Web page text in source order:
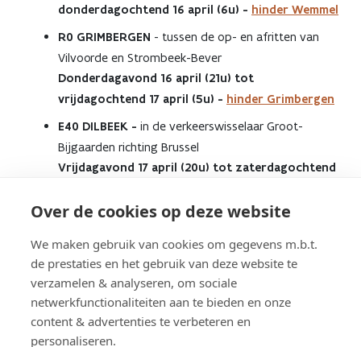
Over de cookies op deze website
We maken gebruik van cookies om gegevens m.b.t.
de prestaties en het gebruik van deze website te
verzamelen & analyseren, om sociale
netwerkfunctionaliteiten aan te bieden en onze
content & advertenties te verbeteren en
personaliseren.
donderdagochtend 16 april (6u) - hinder Wemmel
R0 GRIMBERGEN - tussen de op- en afritten van
Vilvoorde en Strombeek-Bever
Donderdagavond 16 april (21u) tot
vrijdagochtend 17 april (5u) - hinder Grimbergen
E40 DILBEEK - in de verkeerswisselaar Groot-
Bijgaarden richting Brussel
Vrijdagavond 17 april (20u) tot zaterdagochtend
Vragen? Contacteer ons:
Contact
Agentschap Wegen en Verkeer
Vlaams-Brabant